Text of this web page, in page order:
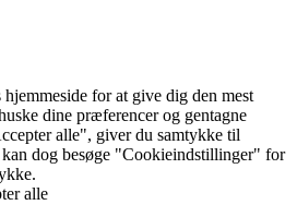
for at give dig den mest
dine præferencer og gentagne
alle", giver du samtykke til
dog besøge "Cookieindstillinger" for
alle